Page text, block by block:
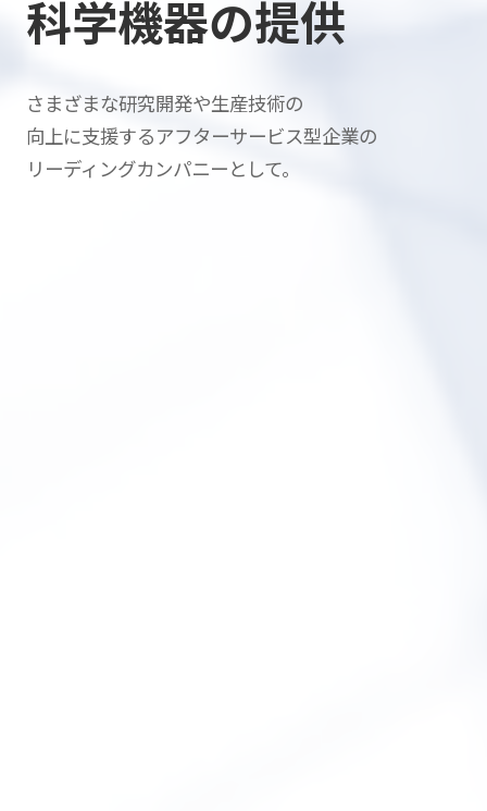
科学機器の提供
さまざまな研究開発や生産技術の
向上に支援するアフターサービス型企業の
リーディングカンパニーとして。